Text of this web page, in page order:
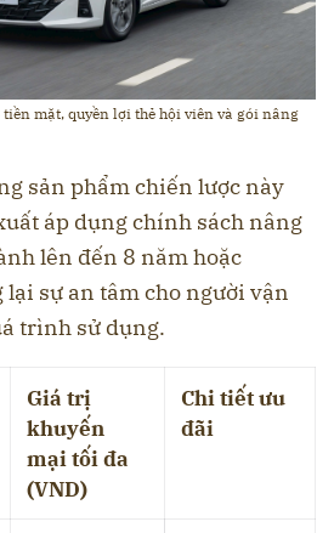
mặt, quyền lợi thẻ hội viên và gói nâng
sản phẩm chiến lược này
áp dụng chính sách nâng
lên đến 8 năm hoặc
sự an tâm cho người vận
trình sử dụng.
Giá trị
khuyến
mại tối đa
(VND)
Chi tiết ưu
đãi